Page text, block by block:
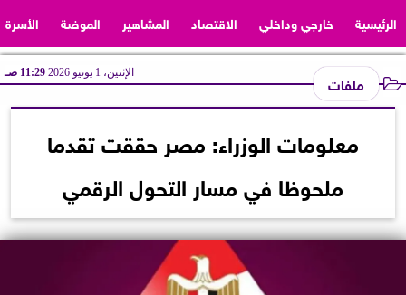
الرئيسية خارجي وداخلي الاقتصاد المشاهير الموضة الأسرة
ملفات الإثنين، 1 يونيو 2026 11:29 صـ
معلومات الوزراء: مصر حققت تقدما
ملحوظا في مسار التحول الرقمي